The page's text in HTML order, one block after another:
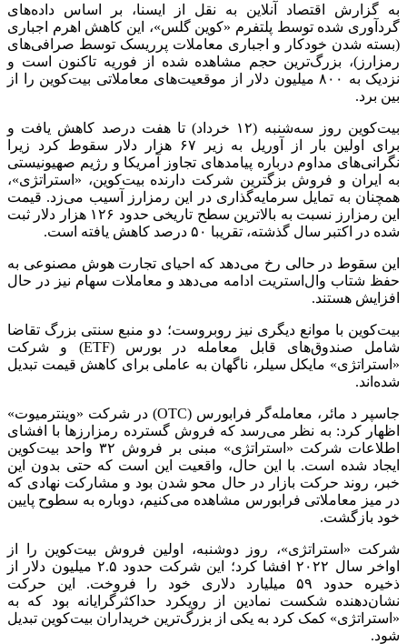
به گزارش اقتصاد آنلاین به نقل از ایسنا، بر اساس داده‌های
گردآوری‌ شده توسط پلتفرم «کوین گلس»، این کاهش اهرم اجباری
(بسته شدن خودکار و اجباری معاملات پرریسک توسط صرافی‌های
رمزارز)، بزرگ‌ترین حجم مشاهده‌ شده از فوریه تاکنون است و
نزدیک به ۸۰۰ میلیون دلار از موقعیت‌های معاملاتی بیت‌کوین را از
بین برد.
بیت‌کوین روز سه‌شنبه (۱۲ خرداد) تا هفت درصد کاهش یافت و
برای اولین بار از آوریل به زیر ۶۷ هزار دلار سقوط کرد زیرا
نگرانی‌های مداوم درباره پیامدهای تجاوز آمریکا و رژیم صهیونیستی
به ایران و فروش بزگترین شرکت دارنده بیت‌کوین، «استراتژی»،
همچنان به تمایل سرمایه‌گذاری در این رمزارز آسیب می‌زد. قیمت
این رمزارز نسبت به بالاترین سطح تاریخی حدود ۱۲۶ هزار دلار ثبت
شده در اکتبر سال گذشته، تقریبا ۵۰ درصد کاهش یافته است.
این سقوط در حالی رخ می‌دهد که احیای تجارت هوش مصنوعی به
حفظ شتاب وال‌استریت ادامه می‌دهد و معاملات سهام نیز در حال
افزایش هستند.
بیت‌کوین با موانع دیگری نیز روبروست؛ دو منبع سنتی بزرگ تقاضا
شامل صندوق‌های قابل معامله در بورس (ETF) و شرکت
«استراتژی» مایکل سیلر، ناگهان به عاملی برای کاهش قیمت تبدیل
شده‌اند.
جاسپر د مائر، معامله‌گر فرابورس (OTC) در شرکت «وینترمیوت»
اظهار کرد: به نظر می‌رسد که فروش گسترده رمزارزها با افشای
اطلاعات شرکت «استراتژی» مبنی بر فروش ۳۲ واحد بیت‌کوین
ایجاد شده است. با این حال، واقعیت این است که حتی بدون این
خبر، روند حرکت بازار در حال محو شدن بود و مشارکت نهادی که
در میز معاملاتی فرابورس مشاهده می‌کنیم، دوباره به سطوح پایین
خود بازگشت.
شرکت «استراتژی»، روز دوشنبه، اولین فروش بیت‌کوین را از
اواخر سال ۲۰۲۲ افشا کرد؛ این شرکت حدود ۲.۵ میلیون دلار از
ذخیره حدود ۵۹ میلیارد دلاری خود را فروخت. این حرکت
نشان‌دهنده شکست نمادین از رویکرد حداکثرگرایانه بود که به
«استراتژی» کمک کرد به یکی از بزرگ‌ترین خریداران بیت‌کوین تبدیل
شود.